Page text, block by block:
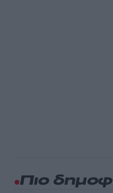
Πιο